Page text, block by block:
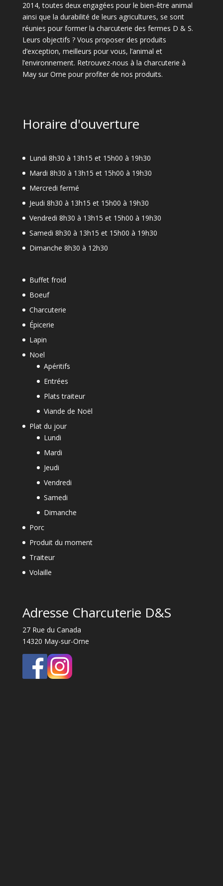
2014, toutes deux engagées pour le bien-être animal
ainsi que la durabilité de leurs agricultures, se sont
réunies pour former la charcuterie des fermes D & S.
Leurs objectifs ? Vous proposer des produits
d’exception, meilleurs pour vous, l’animal et
l’environnement. Retrouvez-nous à la charcuterie à
May sur Orne pour profiter de nos produits.
Horaire d'ouverture
Lundi 8h30 à 13h15 et 15h00 à 19h30
Mardi 8h30 à 13h15 et 15h00 à 19h30
Mercredi fermé
Jeudi 8h30 à 13h15 et 15h00 à 19h30
Vendredi 8h30 à 13h15 et 15h00 à 19h30
Samedi 8h30 à 13h15 et 15h00 à 19h30
Dimanche 8h30 à 12h30
Buffet froid
Boeuf
Charcuterie
Épicerie
Lapin
Noel
Apéritifs
Entrées
Plats traiteur
Viande de Noël
Plat du jour
Lundi
Mardi
Jeudi
Vendredi
Samedi
Dimanche
Porc
Produit du moment
Traiteur
Volaille
Adresse Charcuterie D&S
27 Rue du Canada
14320 May-sur-Orne